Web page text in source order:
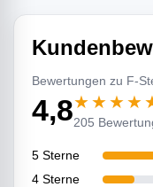
Bewertungen zu F-
4,8205
5 Sterne
4 Sterne